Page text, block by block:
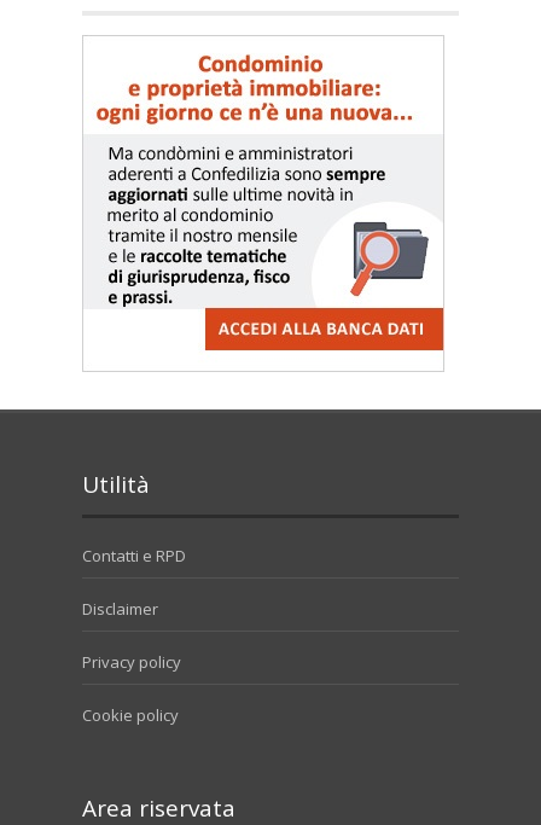
Utilità
Contatti e RPD
Disclaimer
Privacy policy
Cookie policy
Area riservata